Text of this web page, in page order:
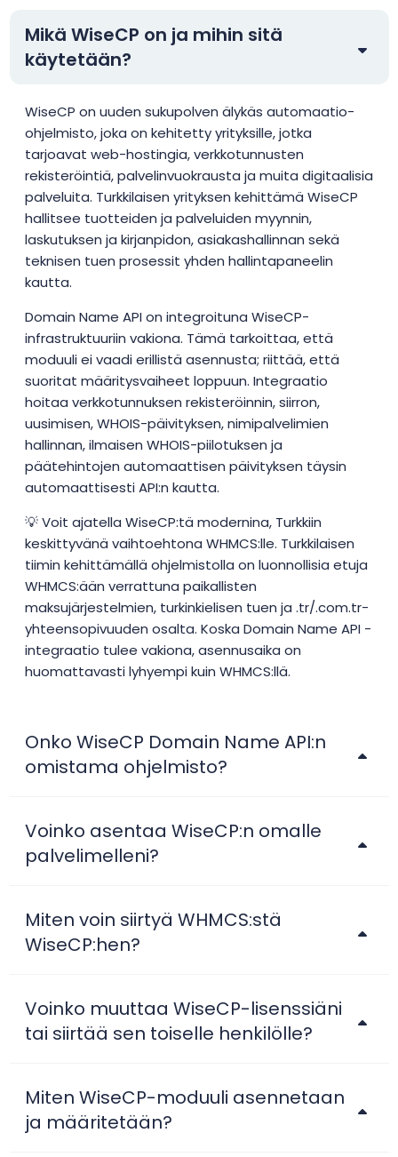
Mikä WiseCP on ja mihin sitä
käytetään?
WiseCP on uuden sukupolven älykäs automaatio-
ohjelmisto, joka on kehitetty yrityksille, jotka
tarjoavat web-hostingia, verkkotunnusten
rekisteröintiä, palvelinvuokrausta ja muita digitaalisia
palveluita. Turkkilaisen yrityksen kehittämä WiseCP
hallitsee tuotteiden ja palveluiden myynnin,
laskutuksen ja kirjanpidon, asiakashallinnan sekä
teknisen tuen prosessit yhden hallintapaneelin
kautta.
Domain Name API on integroituna WiseCP-
infrastruktuuriin vakiona. Tämä tarkoittaa, että
moduuli ei vaadi erillistä asennusta; riittää, että
suoritat määritysvaiheet loppuun. Integraatio
hoitaa verkkotunnuksen rekisteröinnin, siirron,
uusimisen, WHOIS-päivityksen, nimipalvelimien
hallinnan, ilmaisen WHOIS-piilotuksen ja
päätehintojen automaattisen päivityksen täysin
automaattisesti API:n kautta.
💡 Voit ajatella WiseCP:tä modernina, Turkkiin
keskittyvänä vaihtoehtona WHMCS:lle. Turkkilaisen
tiimin kehittämällä ohjelmistolla on luonnollisia etuja
WHMCS:ään verrattuna paikallisten
maksujärjestelmien, turkinkielisen tuen ja .tr/.com.tr-
yhteensopivuuden osalta. Koska Domain Name API -
integraatio tulee vakiona, asennusaika on
huomattavasti lyhyempi kuin WHMCS:llä.
Onko WiseCP Domain Name API:n
omistama ohjelmisto?
Voinko asentaa WiseCP:n omalle
palvelimelleni?
Miten voin siirtyä WHMCS:stä
WiseCP:hen?
Voinko muuttaa WiseCP-lisenssiäni
tai siirtää sen toiselle henkilölle?
Miten WiseCP-moduuli asennetaan
ja määritetään?